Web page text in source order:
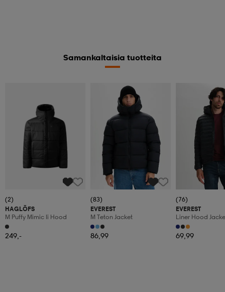
Samankaltaisia tuotteita
(2)
HAGLÖFS
M Puffy Mimic Ii Hood
249,-
(83)
EVEREST
M Teton Jacket
86,99
(76)
EVEREST
Liner Hood
69,99